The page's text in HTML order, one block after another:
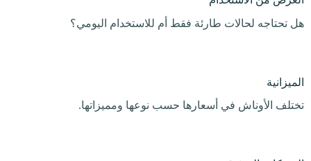
هل تحتاجه لحالات طارئة فقط أم للاستخدام اليومي؟
الميزانية
تختلف الأوناش في أسعارها حسب نوعها ومميزاتها.